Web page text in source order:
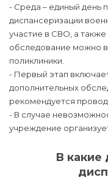
- Среда – единый день
диспансеризации
участие в СВО, а
обследование можно
поликлиники.
- Первый этап
дополнительных
рекомендуется
- В случае
учреждение
В какие